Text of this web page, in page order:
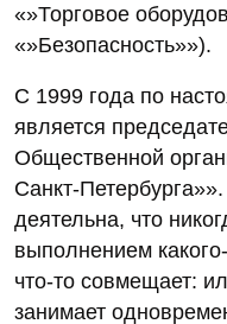
«»Торговое
«»Безопасность»»).
С 1999 года по
является
Общественной
Санкт-
деятельна, что
выполнением
что-то совмещает:
занимает